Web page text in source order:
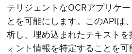
テリジェントなOCRアプリケ
とを可能にします。このAPIは
析し、埋め込まれたテキスト
ォント情報を特定することを